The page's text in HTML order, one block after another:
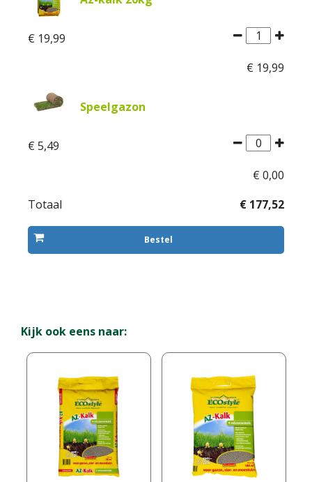
€ 19,99
€ 19,99
Speelgazon
€ 5,49
€ 0,00
Totaal
€ 177,52
Kijk ook eens naar: